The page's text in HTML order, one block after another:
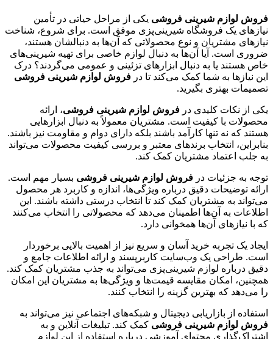
فروش لوازم شیرینی فروشی یکی از مراحل حیاتی در تأمین
نیازهای یک فروشگاه شیرینی‌پزی موفق است. برای شروع، شناخت
نیازهای مشتریان و نوع محصولاتی که آن‌ها به دنبالشان هستند،
ضروری است. آیا آن‌ها به دنبال لوازم خاصی برای تهیه شیرینی‌های
خاص هستند یا به دنبال ابزارهای تزئینی و عمومی می‌گردند؟ درک
این نیازها به شما کمک می‌کند تا در فروش لوازم شیرینی فروشی
تصمیمات بهتری بگیرید.
یکی از نکات کلیدی در فروش لوازم شیرینی فروشی، ارائه
محصولات با کیفیت است. مشتریان معمولاً به دنبال ابزارهایی
هستند که نه تنها کارآمد باشند بلکه دارای دوام و مقاومت نیز باشند.
بنابراین، انتخاب برندهای معتبر و بررسی کیفیت محصولات می‌تواند
به جلب اعتماد مشتریان کمک کند.
توجه به جزئیات در فروش لوازم شیرینی فروشی بسیار مهم است.
ارائه توضیحات دقیق درباره ویژگی‌ها، اندازه و کاربرد هر محصول
می‌تواند به مشتریان کمک کند تا انتخاب درستی داشته باشند. این
اطلاعات به آن‌ها اطمینان می‌دهد که محصولاتی را انتخاب می‌کنند
که با نیازهای آن‌ها همخوانی دارد.
ایجاد یک تجربه خرید آسان و سریع نیز از اهمیت بالایی برخوردار
است. طراحی یک وب‌سایت کاربرپسند و ارائه اطلاعات جامع و
دقیق درباره لوازم شیرینی‌پزی می‌تواند به جذب مشتریان کمک کند.
همچنین، امکان مقایسه قیمت‌ها و ویژگی‌ها به مشتریان این امکان
را می‌دهد که بهترین گزینه را انتخاب کنند.
استفاده از بازاریابی دیجیتال و شبکه‌های اجتماعی نیز می‌تواند به
فروش لوازم شیرینی فروشی کمک کند. تبلیغات آنلاین و به
اشتراک‌گذاری محتوای آموزشی درباره استفاده از این لوازم